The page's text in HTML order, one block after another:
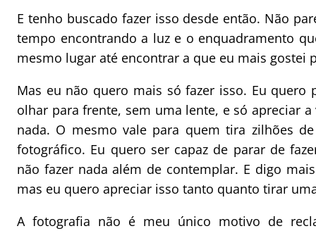
E tenho buscado fazer isso desde então. Não
tempo encontrando a luz e o enquadramento
mesmo lugar até encontrar a que eu mais gostei
Mas eu não quero mais só fazer isso. Eu quero
olhar para frente, sem uma lente, e só apreciar
nada. O mesmo vale para quem tira zilhões
fotográfico. Eu quero ser capaz de parar de
não fazer nada além de contemplar. E digo
mas eu quero apreciar isso tanto quanto tirar
A fotografia não é meu único motivo de